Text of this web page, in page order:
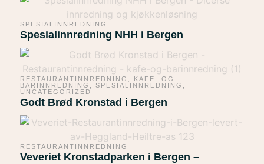
SPESIALINNREDNING
Spesialinnredning NHH i Bergen
RESTAURANTINNREDNING
KAFE -OG
BARINNREDNING
SPESIALINNREDNING
UNCATEGORIZED
Godt Brød Kronstad i Bergen
RESTAURANTINNREDNING
Veveriet Kronstadparken i Bergen –